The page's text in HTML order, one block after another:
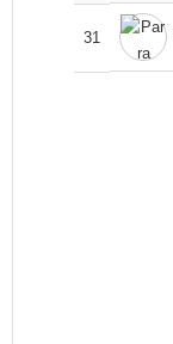
31